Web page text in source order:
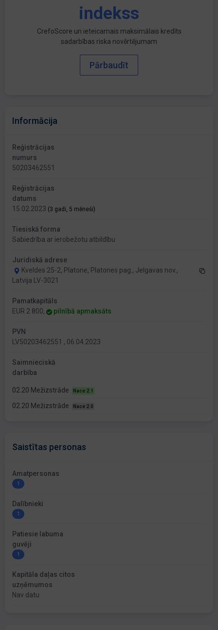
indekss
CrefoScore un ieteicamais maksimālais kredīts
sadarbības riska novērtējumam
Pārbaudīt
Informācija
Reģistrācijas
numurs
50203462551
Reģistrācijas
datums
15.02.2023 (3 gadi, 5 mēneši)
Tiesiskā forma
Sabiedrība ar ierobežotu atbildību
Juridiskā adrese
Kveldes 25-2, Platone, Platones pag., Jelgavas nov.,
Latvija LV-3021
Pamatkapitāls
EUR 2 800,
pilnībā apmaksāts
PVN
LV50203462551 , 06.04.2023
Saimnieciskā
darbība
02.20 Mežizstrāde Nace 2.1
02.20 Mežizstrāde Nace 2.0
Saistītas personas
Amatpersonas
1
Dalībnieki
1
Patiesie labuma
guvēji
1
Kapitāla daļas citos
uzņēmumos
Nav datu